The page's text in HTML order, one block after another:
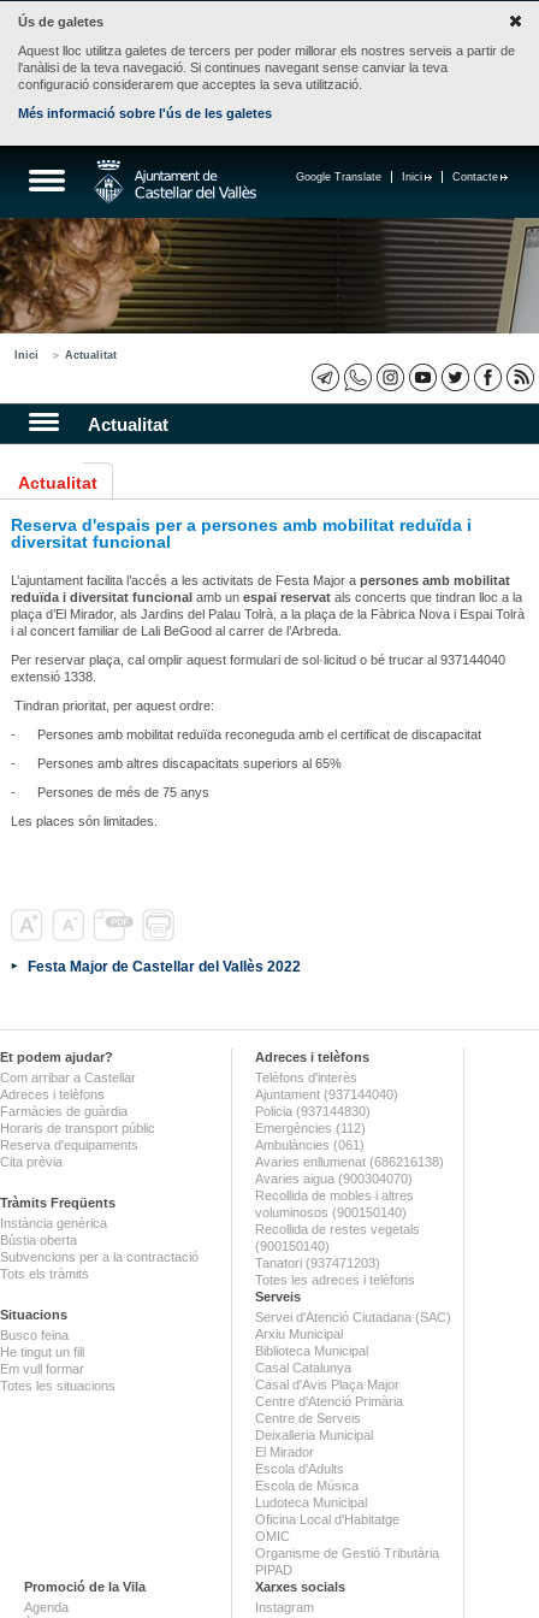
Ús de galetes
Aquest lloc utilitza galetes de tercers per poder millorar els nostres serveis a partir de
l'anàlisi de la teva navegació. Si continues navegant sense canviar la teva
configuració considerarem que acceptes la seva utilització.
Més informació sobre l'ús de les galetes
Contacte
Inici
Google Translate
Inici Actualitat
Actualitat
Actualitat
Reserva d'espais per a persones amb mobilitat reduïda i
diversitat funcional
L’ajuntament facilita l’accés a les activitats de Festa Major a persones amb mobilitat
reduïda i diversitat funcionalamb un espai reservat als concerts que tindran lloc a la
plaça d’El Mirador, als Jardins del Palau Tolrà, a la plaça de la Fàbrica Nova i Espai Tolrà
i al concert familiar de Lali BeGood al carrer de l’Arbreda.
Per reservar plaça, cal omplir aquest formulari de sol·licitud o bé trucar al 937144040
extensió 1338.
Tindran prioritat, per aquest ordre:
- Persones amb mobilitat reduïda reconeguda amb el certificat de discapacitat
- Persones amb altres discapacitats superiors al 65%
- Persones de més de 75 anys
Les places són limitades.
Festa Major de Castellar del Vallès 2022
Et podem ajudar?
Com arribar a Castellar
Adreces i telèfons
Farmàcies de guàrdia
Horaris de transport públic
Reserva d'equipaments
Cita prèvia
Tràmits Freqüents
Instància genèrica
Bústia oberta
Subvencions per a la contractació
Tots els tràmits
Situacions
Busco feina
He tingut un fill
Em vull formar
Totes les situacions
Adreces i telèfons
Telèfons d'interès
Ajuntament (937144040)
Policia (937144830)
Emergències (112)
Ambulàncies (061)
Avaries enllumenat (686216138)
Avaries aigua (900304070)
Recollida de mobles i altres
voluminosos (900150140)
Recollida de restes vegetals
(900150140)
Tanatori (937471203)
Totes les adreces i telèfons
Serveis
Servei d'Atenció Ciutadana (SAC)
Arxiu Municipal
Biblioteca Municipal
Casal Catalunya
Casal d'Avis Plaça Major
Centre d'Atenció Primària
Centre de Serveis
Deixalleria Municipal
El Mirador
Escola d'Adults
Escola de Música
Ludoteca Municipal
Oficina Local d'Habitatge
OMIC
Organisme de Gestió Tributària
PIPAD
Promoció de la Vila
Agenda
Xarxes socials
Instagram